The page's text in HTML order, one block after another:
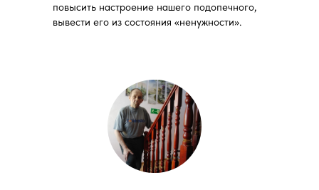
повысить настроение нашего подопечного,
вывести его из состояния «ненужности».